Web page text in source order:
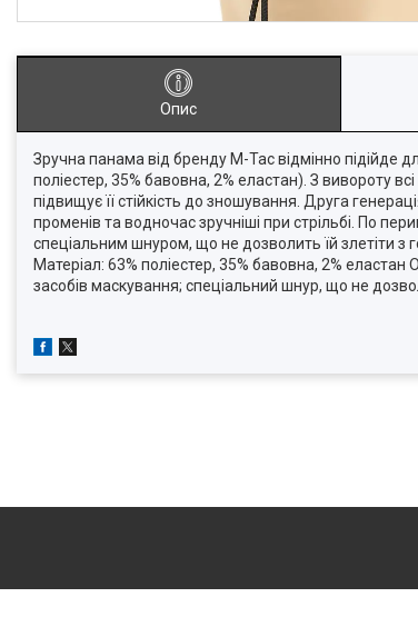
Опис
Зручна панама від бренду M-Tac відмінно підійде
поліестер, 35% бавовна, 2% еластан). З вивороту
підвищує її стійкість до зношування. Друга
променів та водночас зручніші при стрільбі. По
спеціальним шнуром, що не дозволить їй злетіти з
Матеріал: 63% поліестер, 35% бавовна, 2%
засобів маскування; спеціальний шнур, що не